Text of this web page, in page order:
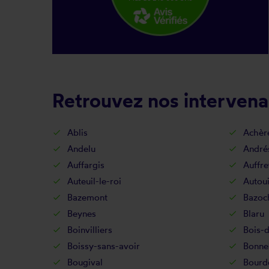
Retrouvez nos
Ablis
Andelu
Auffargis
Auteuil-le-roi
Bazemont
Beynes
Blaru
Boinvilliers
Bois-
Boissy-sans-avoir
Bougival